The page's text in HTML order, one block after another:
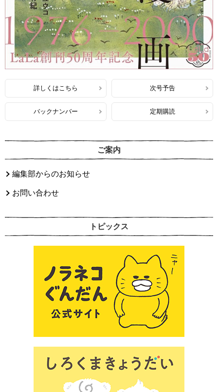
詳しくはこちら 次号予告
バックナンバー 定期購読
ご案内
編集部からのお知らせ
お問い合わせ
トピックス